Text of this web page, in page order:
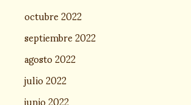
octubre 2022
septiembre 2022
agosto 2022
julio 2022